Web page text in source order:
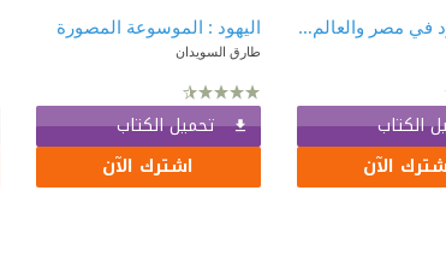
تاريخ اليهود في مصر والعالم العربي
الكتاب
الآن
اليهود : الموسوعة المصورة
طارق السويدان
تحميل الكتاب
اشترك الآن